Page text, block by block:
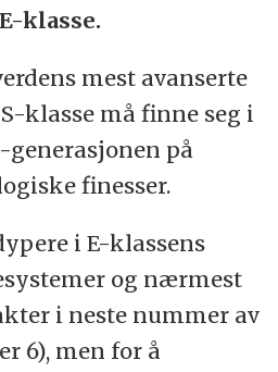
klasse.
mest avanserte
klasse må finne seg i
generasjonen på
finesser.
i E-klassens
og nærmest
i neste nummer av
6), men for å